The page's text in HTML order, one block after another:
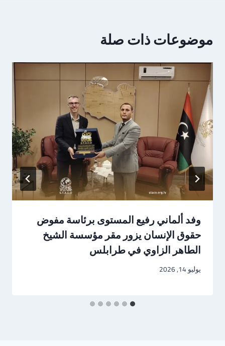
موضوعات ذات صلة
وفد ألماني رفيع المستوى برئاسة مفوض
حقوق الإنسان يزور مقر مؤسسة الشيخ
الطاهر الزاوي في طرابلس
يوليو 14, 2026